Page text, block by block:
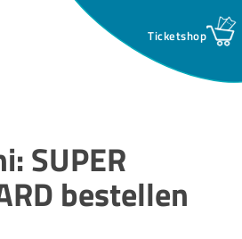
SUPER
bestellen